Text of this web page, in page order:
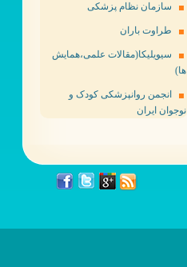
سازمان نظام پزشکی
طراوت باران
سیویلیکا(مقالات علمی،همایش
ها)
انجمن روانپزشکی کودک و
نوجوان ایران